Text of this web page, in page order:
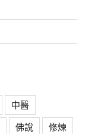
中醫
佛說
修煉